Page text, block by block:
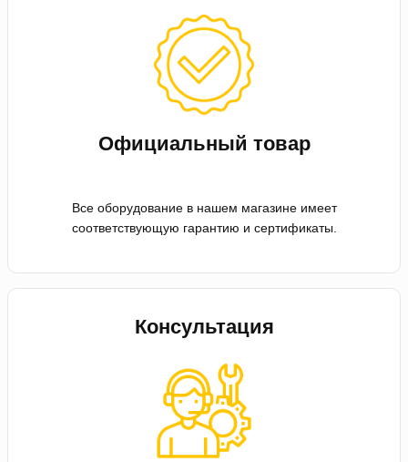
Официальный товар
Все оборудование в нашем магазине имеет
соответствующую гарантию и сертификаты.
Консультация